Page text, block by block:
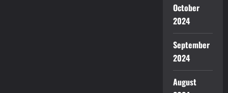
October
2024
September
2024
August